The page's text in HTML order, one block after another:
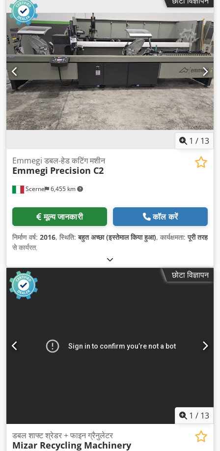
1 / 13
Scerne 6,455 km
Emmegi डबल-हेड कटिंग मशीन
Emmegi Precision C2
मूल्य जानकारी कॉल करें
निर्माण वर्ष: 2016, स्थिति:बहुत अच्छा (इस्तेमाल किया हुआ), कार्यक्षमता:पूरी तरह
से कार्यरत,
छोटा विज्ञापन
1 / 13
डबल शाफ्ट श्रेडर + फाइन ग्रैनुलेटर
Mizar Recycling Machinery